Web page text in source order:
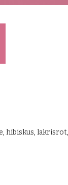
hibiskus,